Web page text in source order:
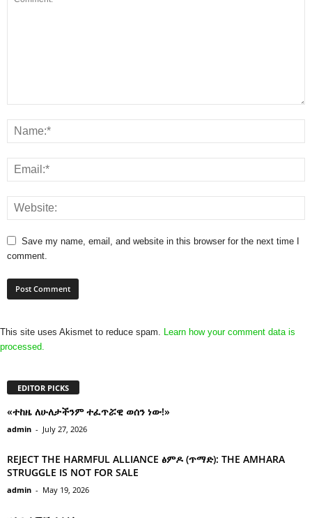
Save my name, email, and website in this browser for the next time I
comment.
This site uses Akismet to reduce spam. Learn how your comment data is
processed.
EDITOR PICKS
«ተከዜ ለሁለታችንም ተፈጥሯዊ ወሰን ነው!»
admin - July 27, 2026
REJECT THE HARMFUL ALLIANCE ፅምዶ (ጥማድ): THE AMHARA
STRUGGLE IS NOT FOR SALE
admin - May 19, 2026